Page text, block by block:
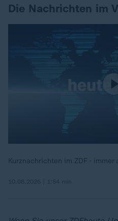
Die Nachrichten im
Kurznachrichten im ZDF - immer